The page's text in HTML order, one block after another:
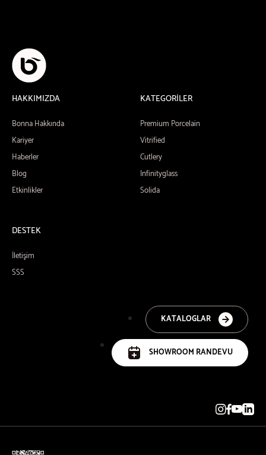
HAKKIMIZDA
Bonna Hakkında
Kariyer
Haberler
Blog
Etkinlikler
KATEGORİLER
Premium Porcelain
Vitrified
Cutlery
Infinityglass
Solida
DESTEK
İletişim
SSS
KATALOGLAR
SHOWROOM RANDEVU